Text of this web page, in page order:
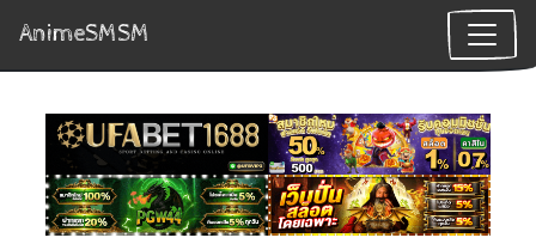
AnimeSMSM